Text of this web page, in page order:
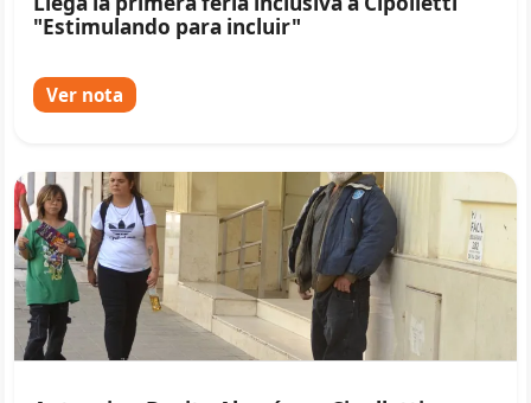
"Estimulando para incluir"
Ver nota